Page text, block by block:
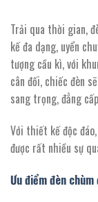
Trải qua thời gian,
kế đa dạng, uyển
tượng cầu kì, với
cân đối, chiếc đèn
sang trọng, đẳng
Với thiết kế độc
được rất nhiều sự
Ưu điểm đèn chùm